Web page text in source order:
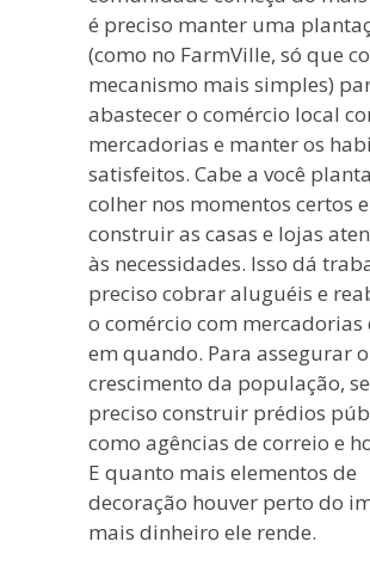
é preciso manter uma
(como no FarmVille, só que
mecanismo mais simples)
abastecer o comércio local
mercadorias e manter os
satisfeitos. Cabe a você
colher nos momentos certos e
construir as casas e lojas
às necessidades. Isso dá
preciso cobrar aluguéis e
o comércio com mercadorias
em quando. Para assegurar o
crescimento da população,
preciso construir prédios
como agências de correio e
E quanto mais elementos de
decoração houver perto do
mais dinheiro ele rende.